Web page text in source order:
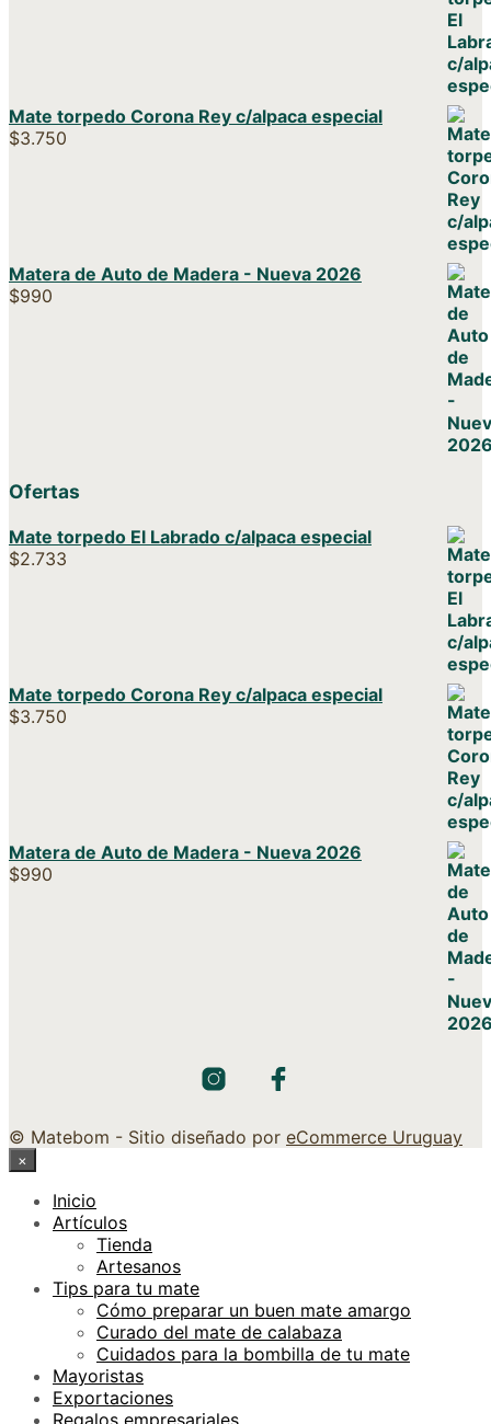
Mate torpedo Corona Rey c/alpaca especial
$3.750
Matera de Auto de Madera - Nueva 2026
$990
Ofertas
Mate torpedo El Labrado c/alpaca especial
$2.733
Mate torpedo Corona Rey c/alpaca especial
$3.750
Matera de Auto de Madera - Nueva 2026
$990
© Matebom - Sitio diseñado por eCommerce Uruguay
×
Inicio
Artículos
Tienda
Artesanos
Tips para tu mate
Cómo preparar un buen mate amargo
Curado del mate de calabaza
Cuidados para la bombilla de tu mate
Mayoristas
Exportaciones